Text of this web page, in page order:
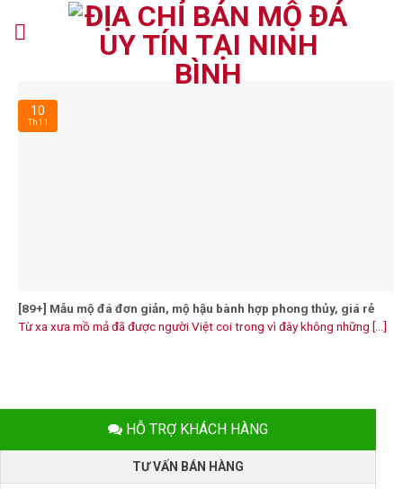
HỖ TRỢ KHÁCH HÀNG
TƯ VẤN BÁN HÀNG
[89+] Mẫu mộ đá đơn giản, mộ hậu bành hợp phong thủy, giá rẻ
Từ xa xưa mồ mả đã được người Việt coi trong vì đây không những [...]
10
Th11